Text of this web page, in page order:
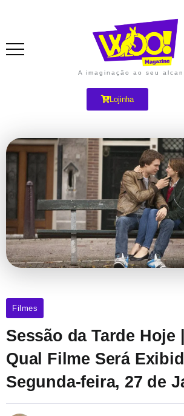
A imaginação ao seu
Lojinha
Filmes
Sessão da Tarde Hoje
Qual Filme Será
Segunda-feira, 27 de